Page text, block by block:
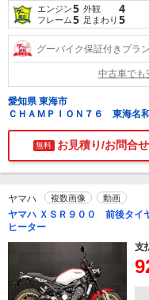
エンジン5 外観 4
フレーム5 足まわり 5
グーバイク保証付きプラン
中古車でも
愛知県 東海市
ＣＨＡＭＰＩＯＮ７６ 東海名
無料 お見積り/お問合せ
ヤマハ 複数画像 動画
ヤマハ ＸＳＲ９００ 前後タイ
ヒーター
支